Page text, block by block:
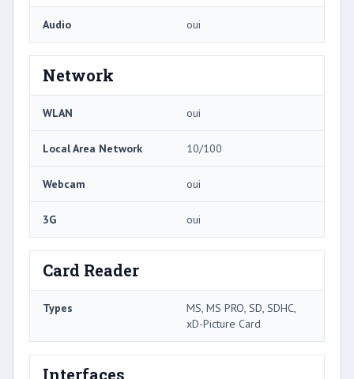
Audio oui
Network
WLAN oui
Local Area Network 10/100
Webcam oui
3G oui
Card Reader
Types
MS, MS PRO, SD, SDHC,
xD-Picture Card
Interfaces